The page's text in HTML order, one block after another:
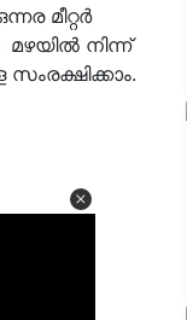
മീറ്റര്‍
മഴയില്‍ നിന്ന്